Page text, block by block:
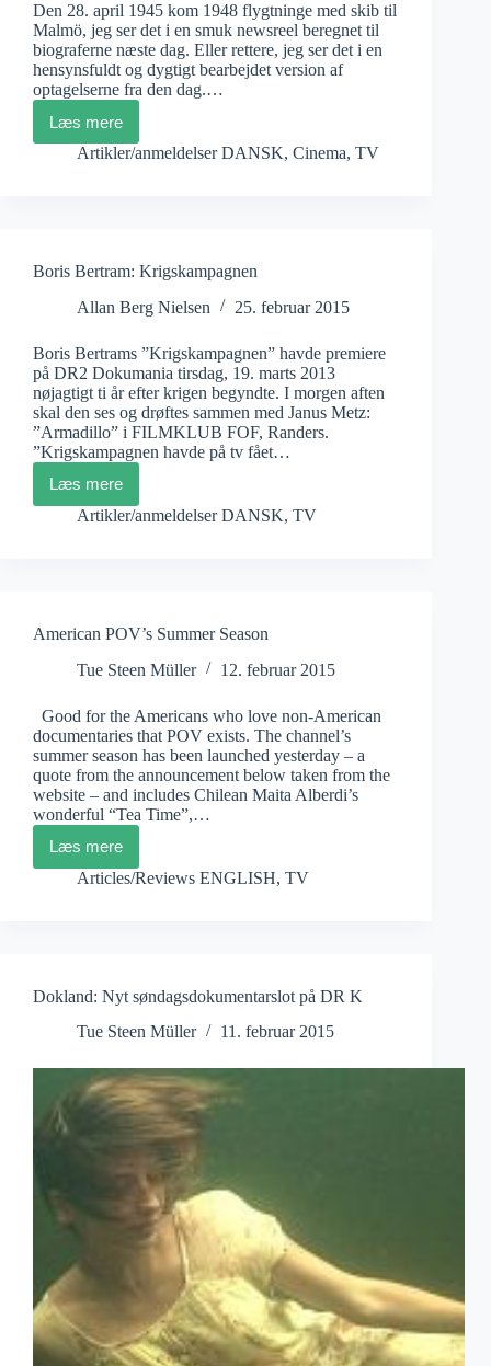
Den 28. april 1945 kom 1948 flygtninge med skib til
Malmö, jeg ser det i en smuk newsreel beregnet til
biograferne næste dag. Eller rettere, jeg ser det i en
hensynsfuldt og dygtigt bearbejdet version af
optagelserne fra den dag.…
Læs mere
Magnus
Gertten:
Artikler/anmeldelser DANSK, Cinema, TV
Boris Bertram: Krigskampagnen
Allan Berg Nielsen
25. februar 2015
Boris Bertrams ”Krigskampagnen” havde premiere
på DR2 Dokumania tirsdag, 19. marts 2013
nøjagtigt ti år efter krigen begyndte. I morgen aften
skal den ses og drøftes sammen med Janus Metz:
”Armadillo” i FILMKLUB FOF, Randers.
”Krigskampagnen havde på tv fået…
Læs mere
Boris
Bertram:
Artikler/anmeldelser DANSK, TV
American POV’s Summer Season
Tue Steen Müller
12. februar 2015
Good for the Americans who love non-American
documentaries that POV exists. The channel’s
summer season has been launched yesterday – a
quote from the announcement below taken from the
website – and includes Chilean Maita Alberdi’s
wonderful “Tea Time”,…
Læs mere
American
POV’s
Articles/Reviews ENGLISH, TV
Dokland: Nyt søndagsdokumentarslot på DR K
Tue Steen Müller
11. februar 2015